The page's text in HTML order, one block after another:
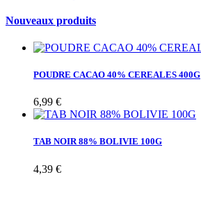
Nouveaux produits
POUDRE CACAO 40% CEREALES 400G
6,99 €
TAB NOIR 88% BOLIVIE 100G
4,39 €